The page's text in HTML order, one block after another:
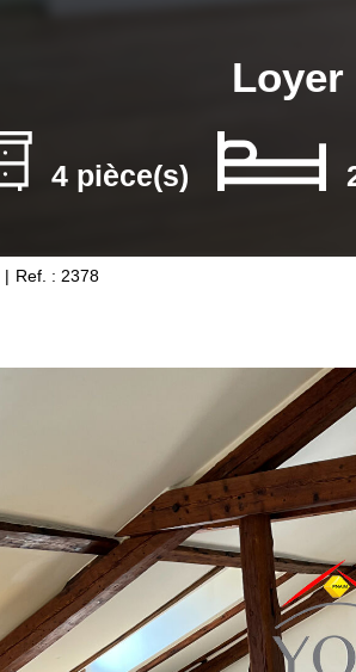
Loyer
4 pièce(s)
Ref. : 2378